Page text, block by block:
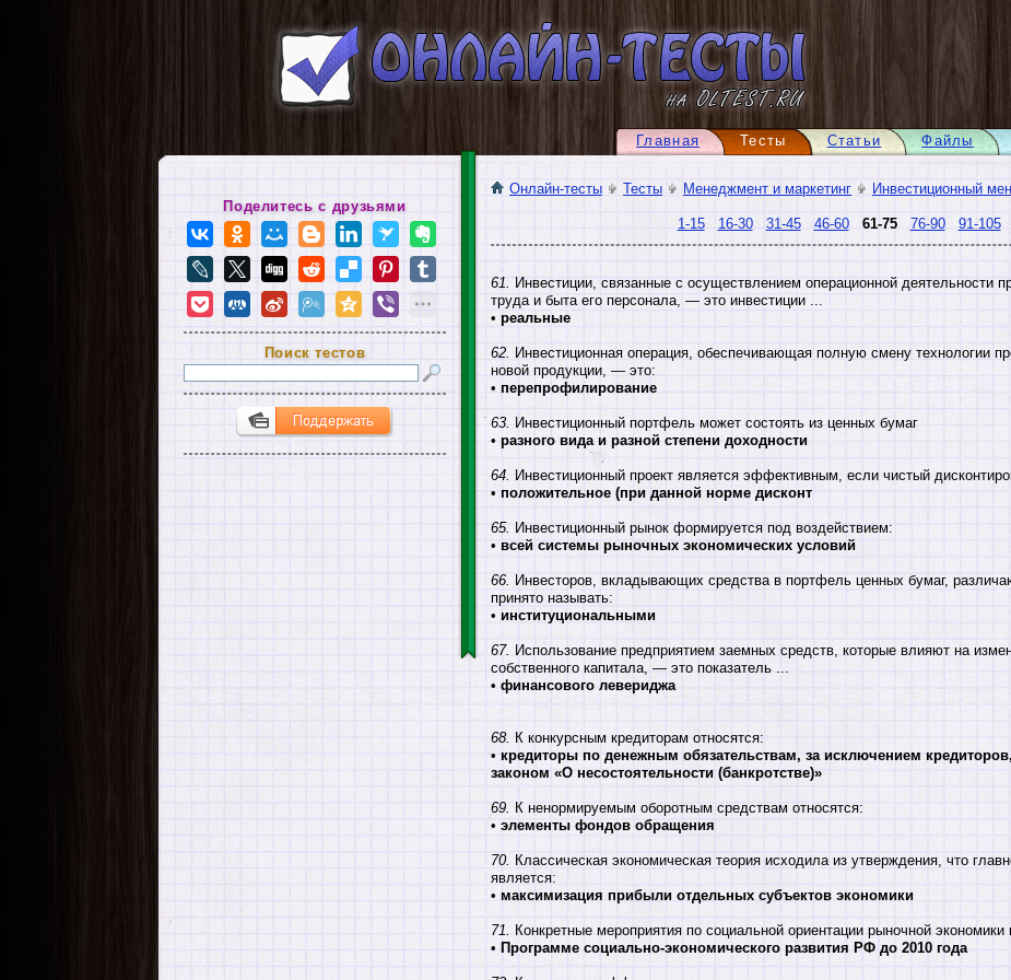
Файлы
Статьи
Тесты
Главная
Онлайн-тесты Тесты Менеджмент и маркетинг Инвестиционный
1-15 16-30 31-45 46-60 61-75 76-90 91-105
61. Инвестиции, связанные с осуществлением операционной деятельности
труда и быта его персонала, — это инвестиции ...
• реальные
62. Инвестиционная операция, обеспечивающая полную смену технологии
новой продукции, — это:
• перепрофилирование
63. Инвестиционный портфель может состоять из ценных бумаг
• разного вида и разной степени доходности
64. Инвестиционный проект является эффективным, если чистый
• положительное (при данной норме дисконт
65. Инвестиционный рынок формируется под воздействием:
• всей системы рыночных экономических условий
66. Инвесторов, вкладывающих средства в портфель ценных бумаг,
принято называть:
• институциональными
67. Использование предприятием заемных средств, которые влияют на
собственного капитала, — это показатель ...
• финансового левериджа
68. К конкурсным кредиторам относятся:
• кредиторы по денежным обязательствам, за исключением
законом «О несостоятельности (банкротстве)»
69. К ненормируемым оборотным средствам относятся:
• элементы фондов обращения
70. Классическая экономическая теория исходила из утверждения, что
является:
• максимизация прибыли отдельных субъектов экономики
71.
Конкретные мероприятия по социальной ориентации рыночной
• Программе социально-экономического развития РФ до 2010 года
Поделитесь с друзьями
Поиск тестов